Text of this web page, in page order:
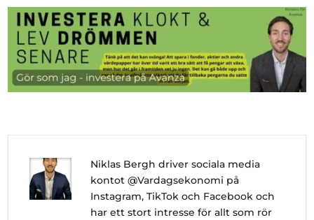
Niklas Bergh driver sociala media
kontot @Vardagsekonomi på
Instagram, TikTok och Facebook och
har ett stort intresse för allt som rör